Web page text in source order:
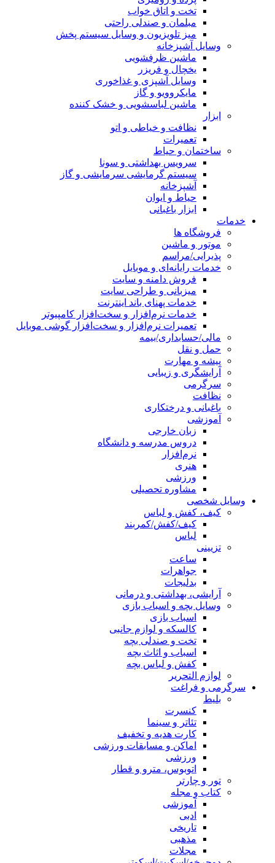
تخت و اتاق خواب
مبلمان و صندلی راحتی
میز تلویزیون و وسایل سیستم پخش
وسایل آشپزخانه
ماشین ظرفشویی
یخچال و فریزر
وسایل آشپزی و غذاخوری
مایکروویو و گاز
ماشین لباسشویی و خشک کننده
ابزار
نظافت و خیاطی و اتو
تعمیرات
ساختمان و حیاط
سرویس بهداشتی و سونا
سیستم گرمایشی سرمایشی و گاز
آشپزخانه
حیاط و ایوان
ابزار باغبانی
خدمات
فروشگاه ها
موتور و ماشین
پذیرایی/مراسم
خدمات رایانه‌ای و موبایل
فروش دامنه و سایت
میزبانی و طراحی سایت
خدمات پهنای باند اینترنت
خدمات نرم‌افزار و سخت‌افزار کامپیوتر
تعمیرات نرم‌افزار و سخت‌افزار گوشی موبایل
مالی/حسابداری/بیمه
حمل و نقل
پیشه و مهارت
آرایشگری و زیبایی
سرگرمی
نظافت
باغبانی و درختکاری
آموزشی
زبان خارجی
دروس مدرسه و دانشگاه
نرم‌افزار
هنری
ورزشی
مشاوره تحصیلی
وسایل شخصی
کیف، کفش و لباس
کیف/کفش/کمربند
لباس
تزیینی
ساعت
جواهرات
بدلیجات
آرایشی، بهداشتی و درمانی
وسایل بچه و اسباب بازی
اسباب بازی
کالسکه و لوازم جانبی
تخت و صندلی بچه
اسباب و اثاث بچه
کفش و لباس بچه
لوازم التحریر
سرگرمی و فراغت
بلیط
کنسرت
تئاتر و سینما
کارت هدیه و تخفیف
اماکن و مسابقات ورزشی
ورزشی
اتوبوس، مترو و قطار
تور و چارتر
کتاب و مجله
آموزشی
ادبی
تاریخی
مذهبی
مجلات